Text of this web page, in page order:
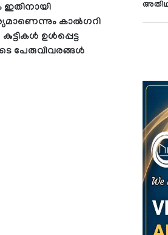
ഇതിനായി
കാൽഗറി
ഉൾപ്പെട്ട
പേരുവിവരങ്ങൾ